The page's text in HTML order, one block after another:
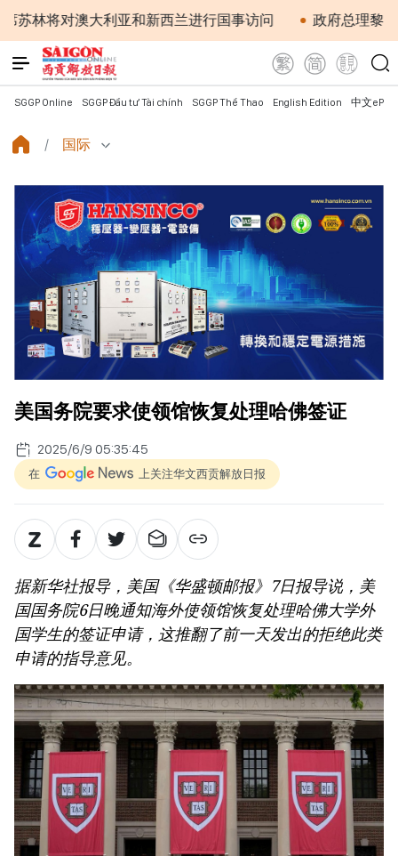
澳大利亚和新西兰进行国事访问 政府总理黎明兴：网络
SGGP Online SGGP Đầu tư Tài chính SGGP Thể Thao English Edition 中文
国际
美国务院要求使领馆恢复处理哈佛签证
2025/6/9 05:35:45
在 上关注华文西贡解放日报
据新华社报导，美国《华盛顿邮报》7日报导说，美
国国务院6日晚通知海外使领馆恢复处理哈佛大学外
国学生的签证申请，这推翻了前一天发出的拒绝此类
申请的指导意见。